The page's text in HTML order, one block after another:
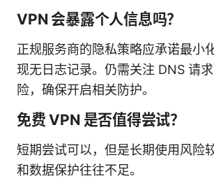
VPN 会暴露个人信息吗？
正规服务商的隐私策略应承诺最小
现无日志记录。仍需关注 DNS 请
险，确保开启相关防护。
免费 VPN 是否值得尝试？
短期尝试可以，但是长期使用风险
和数据保护往往不足。